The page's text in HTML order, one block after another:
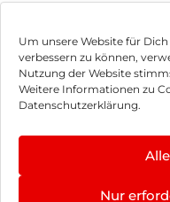
Um unsere Website für
verbessern zu können,
Nutzung der Website
Weitere Informationen zu
Datenschutzerklärung.
Nur
Impressum